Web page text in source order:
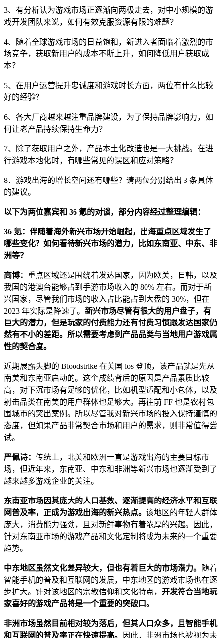
3、有分析认为游戏市场正逐渐向两极走去，对中小规模的游
戏开发团队来说，如何有效克服资源有限的难题？
4、随着全球游戏市场的日益饱和，新进入者面临着激烈的市
场竞争，获取新用户的成本不断上升，如何降低用户获取成
本？
5、在用户运营提升忠诚度和游戏时长方面，两位有什么比较
好的经验？
6、各大厂商越来越注重品牌建设，为了保持品牌影响力，如
何让老产品持续保持生命力？
7、除了获取用户之外，产品本土化改造也是一大挑战。在进
行游戏本地化时，有哪些常见的误区和应对策略？
8、游戏出海的增长空间还有哪些？请两位分别给出 3 条具体
的建议。
以下为两位嘉宾和 36 氪的对谈，部分内容经过整理编辑：
36 氪：伴随着海外新兴市场开始崛起，出海重点区域发生了
哪些变化？如何看待新兴市场的潜力，比如东南亚、中东、非
洲等？
高博： 重点区域还是围绕着发达国家，因为欧美，日韩，以及
我国的港澳台能够占到手游市场收入的 80% 左右。而对于新
兴国家，尽管我们市场的收入占比能占到大盘的 30%，但在
2023 年实际是降速了。 新兴市场尽管有很大的用户盘子，有
巨大的潜力，但是玩家的付费能力还有付费习惯跟发达国家仍
然有不小的差距。所以需要考虑到产品品类与当地用户游戏属
性的契合度。
近期展露头脚的 Bloodstrike 在美国 ios 登顶，该产品就是先从
南美和东南亚启动的。这个成绩背后的原因是产品素质比较
高，对下沉市场有足够的优化，比如机型适配和小包体，以及
射击品类在南美的用户群体也足够大。再往前 FF 也是农村包
围城市的突出案例。所以尽管我对新兴市场的投入保持谨慎的
态度，但如果产品非常契合市场和用户的需求，则非常值得尝
试。
严佩诗： 传统上，北美和欧洲一直是游戏出海的主要目标市
场，但近年来，东南亚、中东和非洲等新兴市场也逐渐受到了
越来越多游戏企业的关注。
东南亚市场因其庞大的人口基数、逐渐提高的经济水平和互联
网普及率，正成为游戏出海的新兴热点。 该地区的年轻人群体
庞大，消费能力强劲，且对新鲜事物有着浓厚的兴趣。因此，
针对东南亚市场的游戏产品和文化定制将成为未来的一个重要
趋势。
中东地区虽然文化差异较大，但也有着巨大的市场潜力。
随着
智能手机的普及和互联网的发展，中东地区的游戏市场也在逐
步扩大。针对该地区的宗教信仰和文化特点， 开发符合当地玩
家喜好的游戏产品将是一个重要的突破口。
非洲市场虽然目前相对较为落后，但其人口众多，且智能手机
和互联网的普及率正在快速提高。
因此，非洲市场也被视为未